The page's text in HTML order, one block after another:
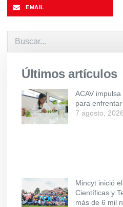
EMAIL
Últimos artículos
ACAV
para
7 agosto, 2026
Mincyt inició
Científicas y
más de 6 mil